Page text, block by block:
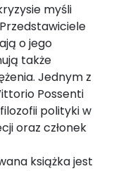
myśli
o jego
także
Jednym z
Possenti
polityki w
oraz członek
książka jest